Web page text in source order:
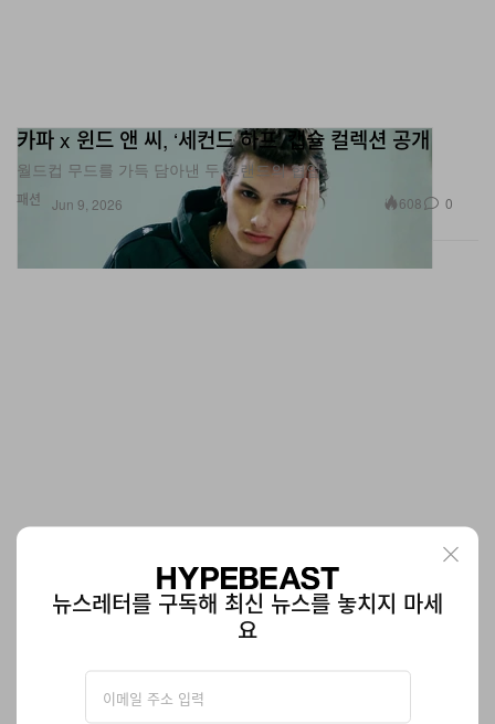
패션
카파 x 윈드 앤 씨, ‘세컨드 하프’ 캡슐 컬렉션 공개
월드컵 무드를 가득 담아낸 두 브랜드의 협업.
Jun 9, 2026 608 0
리복 x ‘왼손잡이 에렌’ 스케치 감성 입힌 인스타 펌프
퓨리 94 “에렌” 공개
작가의 펜선이 어퍼에 그대로 드러난다.
Jun 9, 2026 641
뉴스레터를 구독해 최신 뉴스를 놓치지 마세
요